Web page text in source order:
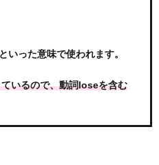
いった意味で使われます。
いるので、動詞loseを含む